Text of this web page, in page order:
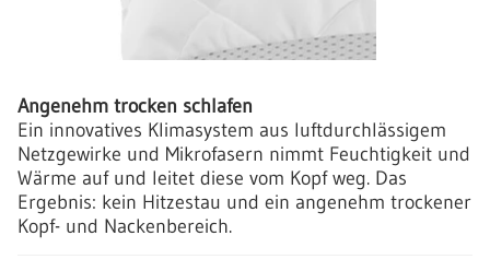
Angenehm trocken schlafen
Ein innovatives Klimasystem aus luftdurchlässigem
Netzgewirke und Mikrofasern nimmt Feuchtigkeit und
Wärme auf und leitet diese vom Kopf weg. Das
Ergebnis: kein Hitzestau und ein angenehm trockener
Kopf- und Nackenbereich.